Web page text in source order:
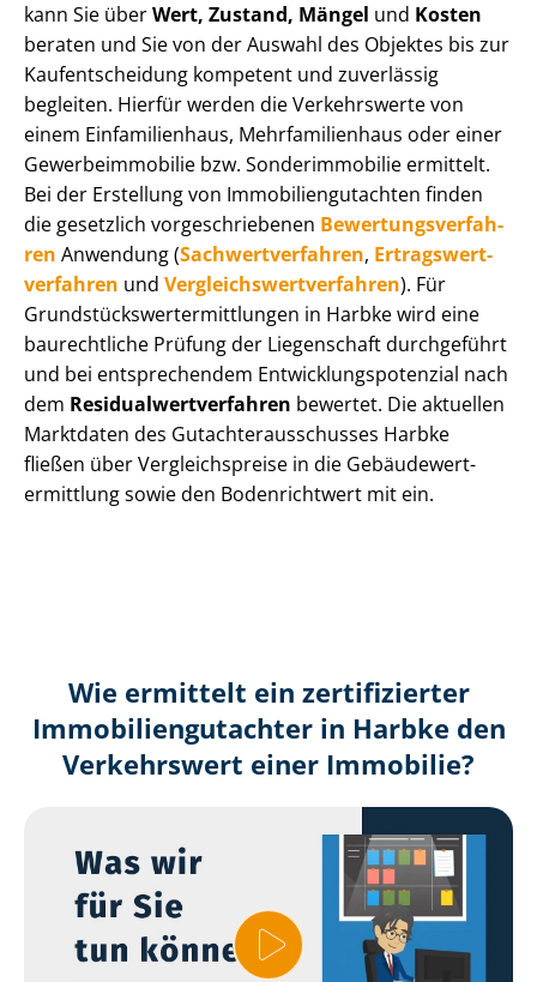
kann Sie überWert, Zustand, Mängel und Kosten
beraten und Sie von der Auswahl des Objektes bis zur
Kauf­ent­schei­dung kompetent und zuverlässig
begleiten. Hierfür werden die Verkehrswerte von
einem Einfamilienhaus, Mehr­fa­mi­li­en­haus oder einer
Ge­wer­be­im­mo­bi­lie bzw. Sonderimmobilie ermittelt.
Bei der Erstellung von Im­mo­bi­li­en­gut­ach­ten finden
die gesetzlich vor­ge­schrie­be­nen Be­wer­tungs­ver­fah­
ren Anwendung (Sach­wert­ver­fah­ren, Er­trags­wert­
ver­fah­ren und Ver­gleichs­wert­ver­fah­ren). Für
Grund­stücks­wert­ermitt­lun­gen in Harbke wird eine
baurechtliche Prüfung der Liegenschaft durchgeführt
und bei entsprechendem Ent­wick­lungs­po­ten­zi­al nach
dem Re­si­du­al­wert­ver­fah­ren bewertet. Die aktuellen
Marktdaten des Gut­ach­ter­aus­schus­ses Harbke
fließen über Ver­gleichs­prei­se in die Ge­bäu­de­wert­
ermitt­lung sowie den Bodenrichtwert mit ein.
Wie ermittelt ein zertifizierter
Immobilien­gutachter in Harbke den
Verkehrswert einer Immobilie?